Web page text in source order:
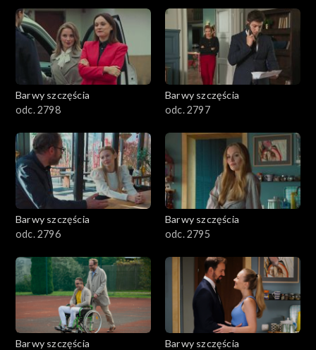
2901-3000
2801–2900
2701–2800
2501–2600
2401–2500
2301–2400
2201–2300
2101–2200
2001–2100
Barwy szczęścia
odc. 2798
Barwy szczęścia
odc. 2797
Barwy szczęścia
odc. 2796
Barwy szczęścia
odc. 2795
Barwy szczęścia
Barwy szczęścia